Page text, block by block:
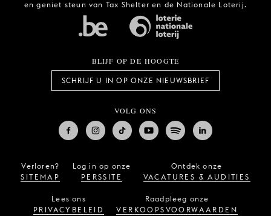
en geniet steun van Tax Shelter en de Nationale Loterij.
BLIJF OP DE HOOGTE
SCHRIJF U IN OP ONZE NIEUWSBRIEF
VOLG ONS
Verloren?
SITEMAP
Log in op onze
PERSSITE
Ontdek onze
VACATURES & AUDITIES
Lees ons
PRIVACYBELEID
Raadpleeg onze
VERKOOPSVOORWAARDEN